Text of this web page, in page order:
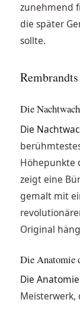
zunehmend
die später
sollte.
Die
Die
Höhepunkte
zeigt eine
gemalt mit
Original
Die Anatomie
Die
Meisterwerk,